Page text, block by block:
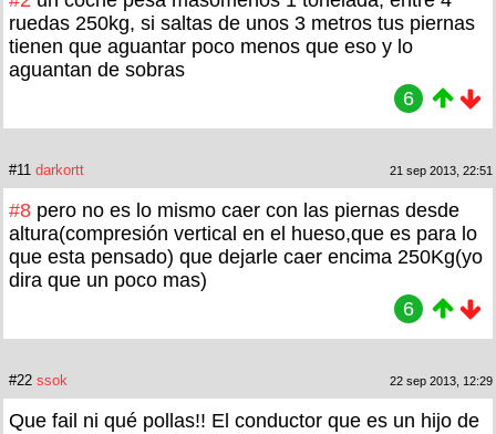
ruedas 250kg, si saltas de unos 3 metros tus piernas
tienen que aguantar poco menos que eso y lo
aguantan de sobras
6
#11 darkortt 21 sep 2013, 22:51
#8 pero no es lo mismo caer con las piernas desde
altura(compresión vertical en el hueso,que es para lo
que esta pensado) que dejarle caer encima 250Kg(yo
dira que un poco mas)
6
#22 ssok 22 sep 2013, 12:29
Que fail ni qué pollas!! El conductor que es un hijo de